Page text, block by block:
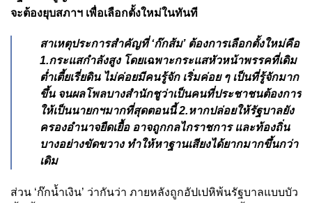
จะต้องยุบสภาฯ เพื่อเลือกตั้งใหม่ในทันที
สาเหตุประการสำคัญที่ ‘ก๊กส้ม’ ต้องการเลือกตั้งใหม่คือ
1.กระแสกำลังสูง โดยเฉพาะกระแสหัวหน้าพรรคที่เดิม
ต่ำเตี้ยเรี่ยดิน ไม่ค่อยมีคนรู้จัก เริ่มค่อย ๆ เป็นที่รู้จักมาก
ขึ้น จนผลโพลบางสำนักชูว่าเป็นคนที่ประชาชนต้องการ
ให้เป็นนายกฯมากที่สุดตอนนี้ 2.หากปล่อยให้รัฐบาลยัง
ครองอำนาจยืดเยื้อ อาจถูกกลไกราชการ และท้องถิ่น
บางอย่างขัดขวาง ทำให้หาฐานเสียงได้ยากมากขึ้นกว่า
เดิม
ส่วน ‘ก๊กน้ำเงิน’ ว่ากันว่า ภายหลังถูกอัปเปหิพ้นรัฐบาลแบบบัว